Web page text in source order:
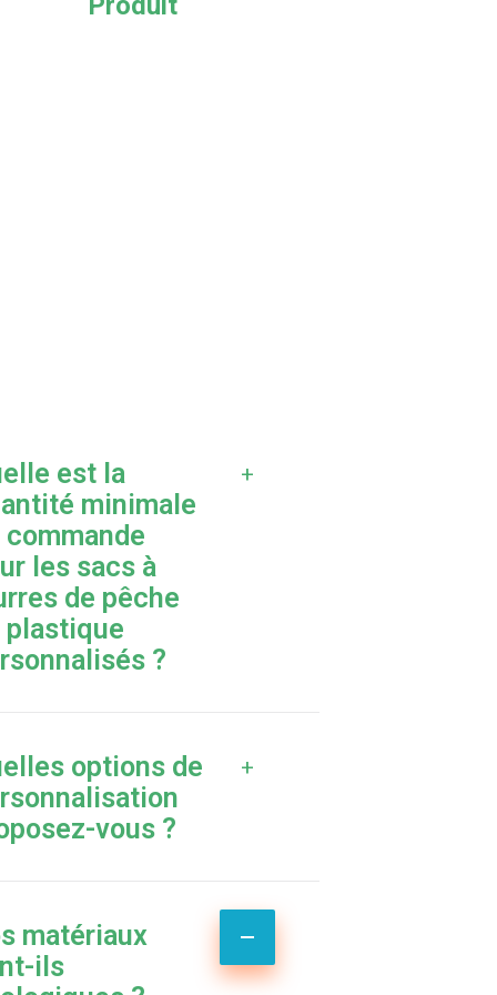
est la
minimale
commande
les sacs à
de pêche
plastique
?
+
options de
vous ?
+
matériaux
ils